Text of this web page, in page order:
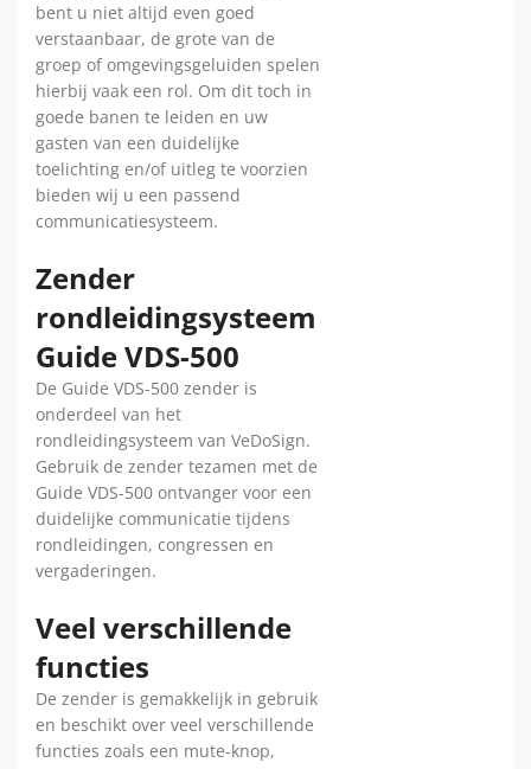
bent u niet altijd even goed
verstaanbaar, de grote van de
groep of omgevingsgeluiden spelen
hierbij vaak een rol. Om dit toch in
goede banen te leiden en uw
gasten van een duidelijke
toelichting en/of uitleg te voorzien
bieden wij u een passend
communicatiesysteem.
Zender
rondleidingsysteem
Guide VDS-500
De Guide VDS-500 zender is
onderdeel van het
rondleidingsysteem van VeDoSign.
Gebruik de zender tezamen met de
Guide VDS-500 ontvanger voor een
duidelijke communicatie tijdens
rondleidingen, congressen en
vergaderingen.
Veel verschillende
functies
De zender is gemakkelijk in gebruik
en beschikt over veel verschillende
functies zoals een mute-knop,